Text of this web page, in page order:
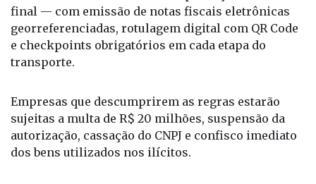
A proposta estabelece um controle rigoroso sobre
toda a cadeia do metanol — da produção ao uso
final — com emissão de notas fiscais eletrônicas
georreferenciadas, rotulagem digital com QR Code
transporte.
Empresas que descumprirem as regras estarão
sujeitas a multa de R$ 20 milhões, suspensão da